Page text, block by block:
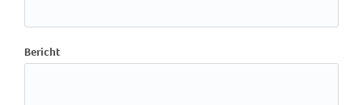
Bericht